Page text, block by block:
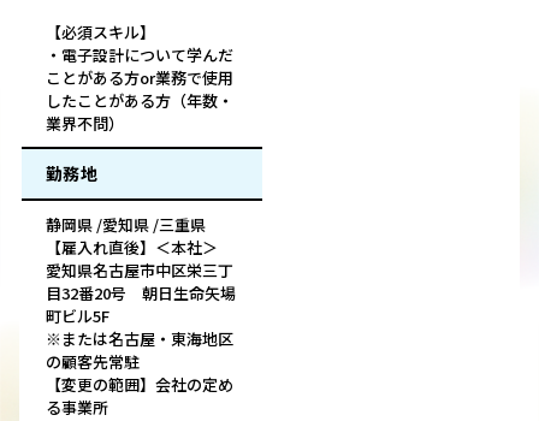
【必須スキル】
・電子設計について学んだ
ことがある方or業務で使用
したことがある方（年数・
業界不問）
勤務地
静岡県 /愛知県 /三重県
【雇入れ直後】＜本社＞
愛知県名古屋市中区栄三丁
目32番20号 朝日生命矢場
町ビル5F
※または名古屋・東海地区
の顧客先常駐
【変更の範囲】会社の定め
る事業所